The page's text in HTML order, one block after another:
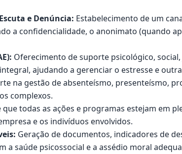
e Denúncia: Estabelecimento de um
a confidencialidade, o anonimato (quando
Oferecimento de suporte psicológico,
ajudando a gerenciar o estresse e
na gestão de absenteísmo, presenteísmo,
complexos.
que todas as ações e programas estejam em
e os indivíduos envolvidos.
Geração de documentos, indicadores de
saúde psicossocial e a assédio moral